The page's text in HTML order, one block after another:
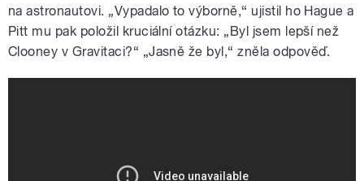
na astronautovi. „Vypadalo to výborně,“ ujistil ho Hague a
Pitt mu pak položil kruciální otázku: „Byl jsem lepší než
Clooney v Gravitaci?“ „Jasně že byl,“ zněla odpověď.